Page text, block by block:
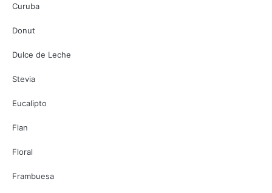
Curuba
Donut
Dulce de Leche
Stevia
Eucalipto
Flan
Floral
Frambuesa